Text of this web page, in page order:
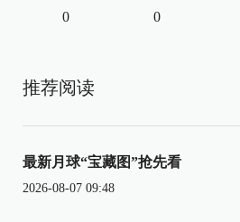
0 0
推荐阅读
最新月球“宝藏图”抢先看
2026-08-07 09:48